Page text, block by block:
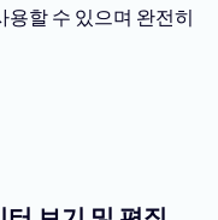
용할 수 있으며 완전히